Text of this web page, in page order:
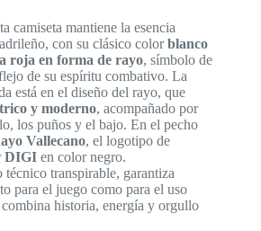
camiseta mantiene la esencia
con su clásico colorblanco
roja en forma de rayo, símbolo de
de su espíritu combativo. La
está en el diseño del rayo, que
y moderno, acompañado por
los puños y el bajo. En el pecho
Vallecano, el logotipo de
DIGI en color negro.
transpirable, garantiza
para el juego como para el uso
historia, energía y orgullo